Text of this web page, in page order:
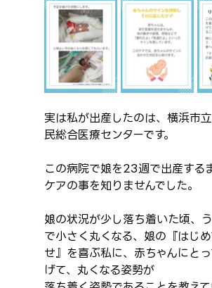
実は私が出産したのは、横浜市
民総合医療センターです。
この病院で娘を23週で出産する
ケアの事を知りませんでした。
娘の状況が少し落ち着いた頃、
で小さく丸くなる、娘の『はじ
せ』を喜ぶ私に、赤ちゃんにと
げて、丸くなる姿勢が